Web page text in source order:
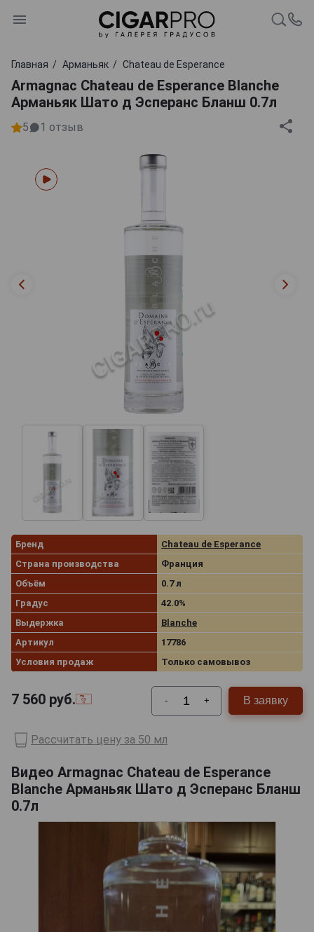
Главная Арманьяк Chateau de Esperance
Armagnac Chateau de Esperance Blanche
Арманьяк Шато д Эсперанс Бланш 0.7л
5 1 отзыв
Бренд
Chateau de Esperance
Страна производства
Франция
Объём
0.7 л
Градус
42.0%
Выдержка
Blanche
Артикул
17786
Условия продаж
Только самовывоз
7 560 руб. - + В заявку
Рассчитать цену за 50 мл
Видео Armagnac Chateau de Esperance
Blanche Арманьяк Шато д Эсперанс Бланш
0.7л